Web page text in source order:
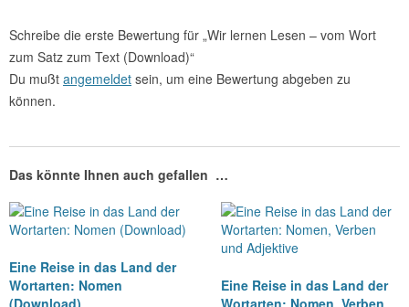
Schreibe die erste Bewertung für „Wir lernen Lesen – vom Wort
zum Satz zum Text (Download)“
Du mußt angemeldet sein, um eine Bewertung abgeben zu
können.
Das könnte Ihnen auch gefallen …
Eine Reise in das Land der
Wortarten: Nomen
Eine Reise in das Land der